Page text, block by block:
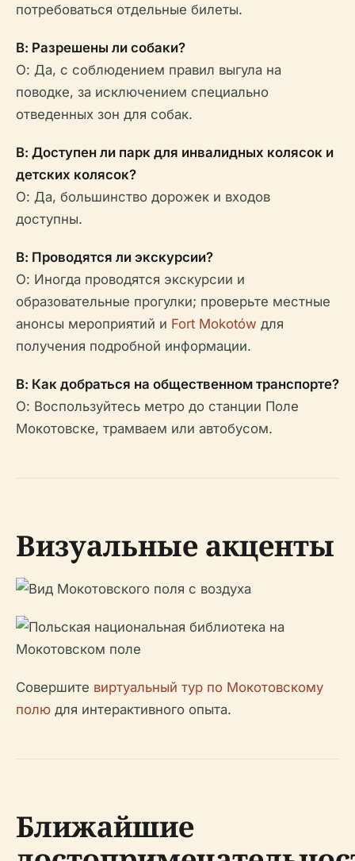
потребоваться отдельные билеты.
В: Разрешены ли собаки?
О: Да, с соблюдением правил выгула на
поводке, за исключением специально
отведенных зон для собак.
В: Доступен ли парк для инвалидных колясок и
детских колясок?
О: Да, большинство дорожек и входов
доступны.
В: Проводятся ли экскурсии?
О: Иногда проводятся экскурсии и
образовательные прогулки; проверьте местные
анонсы мероприятий и Fort Mokotów для
получения подробной информации.
В: Как добраться на общественном транспорте?
О: Воспользуйтесь метро до станции Поле
Мокотовске, трамваем или автобусом.
Визуальные акценты
Совершите виртуальный тур по Мокотовскому
полю для интерактивного опыта.
Ближайшие